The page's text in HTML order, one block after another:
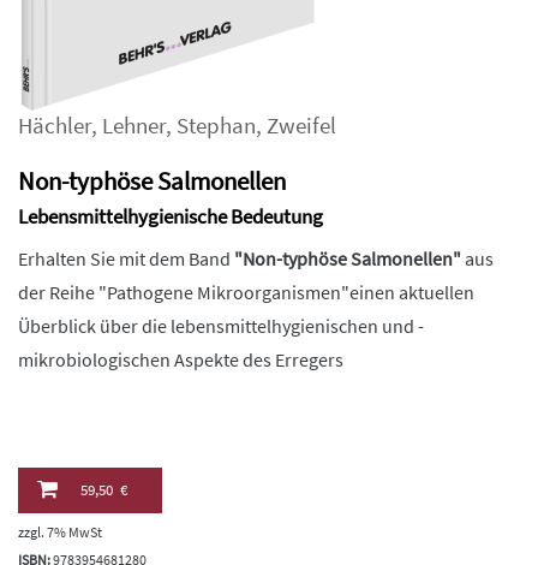
Hächler, Lehner, Stephan, Zweifel
Non-typhöse Salmonellen
Lebensmittelhygienische Bedeutung
Erhalten Sie mit dem Band "Non-typhöse Salmonellen" aus
der Reihe "Pathogene Mikroorganismen"einen aktuellen
Überblick über die lebensmittelhygienischen und -
mikrobiologischen Aspekte des Erregers
59,50 €
zzgl. 7% MwSt
ISBN:9783954681280